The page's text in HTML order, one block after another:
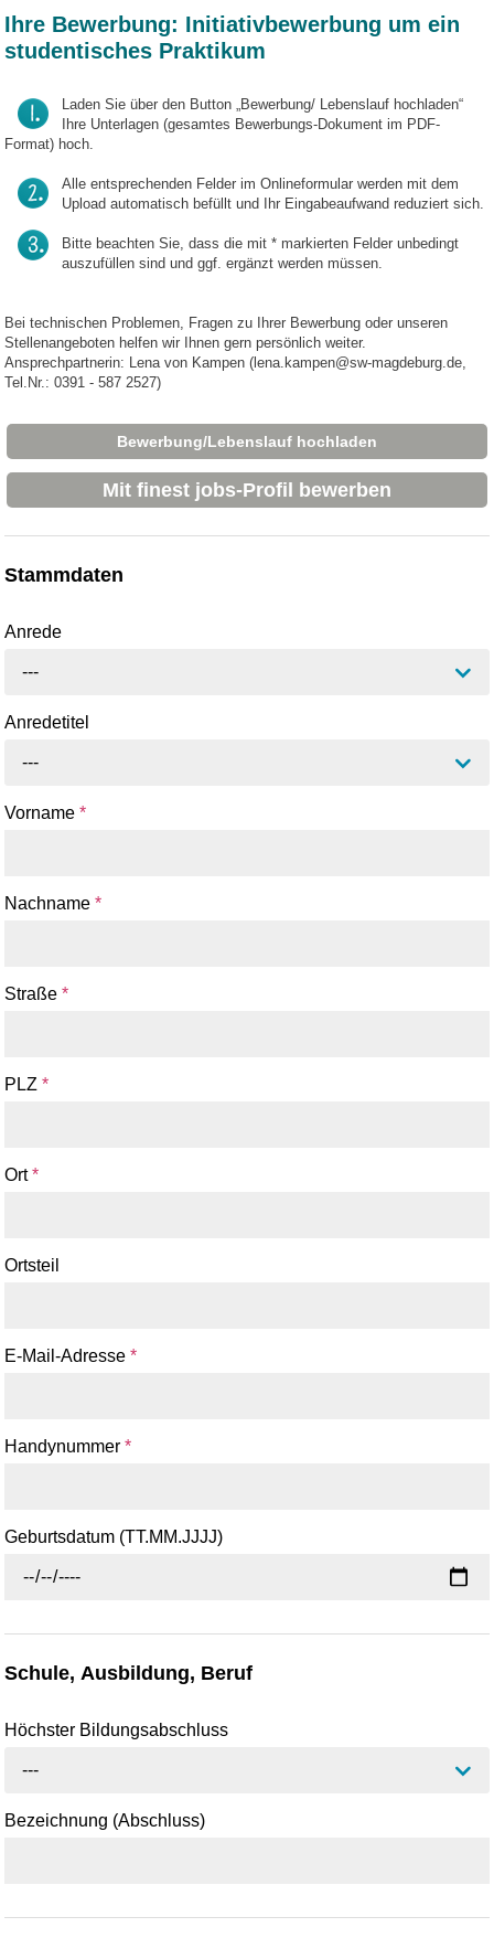
Ihre Bewerbung: Initiativbewerbung um ein
studentisches Praktikum
Laden Sie über den Button „Bewerbung/ Lebenslauf hochladen“
Ihre Unterlagen (gesamtes Bewerbungs-Dokument im PDF-
Format) hoch.
Alle entsprechenden Felder im Onlineformular werden mit dem
Upload automatisch befüllt und Ihr Eingabeaufwand reduziert sich.
Bitte beachten Sie, dass die mit * markierten Felder unbedingt
auszufüllen sind und ggf. ergänzt werden müssen.
Bei technischen Problemen, Fragen zu Ihrer Bewerbung oder unseren
Stellenangeboten helfen wir Ihnen gern persönlich weiter.
Ansprechpartnerin: Lena von Kampen (lena.kampen@sw-magdeburg.de,
Tel.Nr.: 0391 - 587 2527)
Bewerbung/Lebenslauf hochladen
Mit finest jobs-Profil bewerben
Stammdaten
Anrede
---
Anredetitel
---
Vorname*
Nachname*
Straße*
PLZ*
Ort*
Ortsteil
E-Mail-Adresse*
Handynummer*
Geburtsdatum (TT.MM.JJJJ)
Schule, Ausbildung, Beruf
Höchster Bildungsabschluss
---
Bezeichnung (Abschluss)